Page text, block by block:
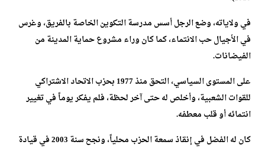
في ولاياته، وضع الرجل أسس مدرسة التكوين الخاصة بالفريق، وغرس
في الأجيال حب الانتماء، كما كان وراء مشروع حماية المدينة من
الفيضانات.
على المستوى السياسي، التحق منذ 1977 بحزب الاتحاد الاشتراكي
للقوات الشعبية، وأخلص له حتى آخر لحظة، فلم يفكر يوماً في تغيير
انتمائه أو قلب معطفه.
كان له الفضل في إنقاذ سمعة الحزب محلياً، ونجح سنة 2003 في قيادة